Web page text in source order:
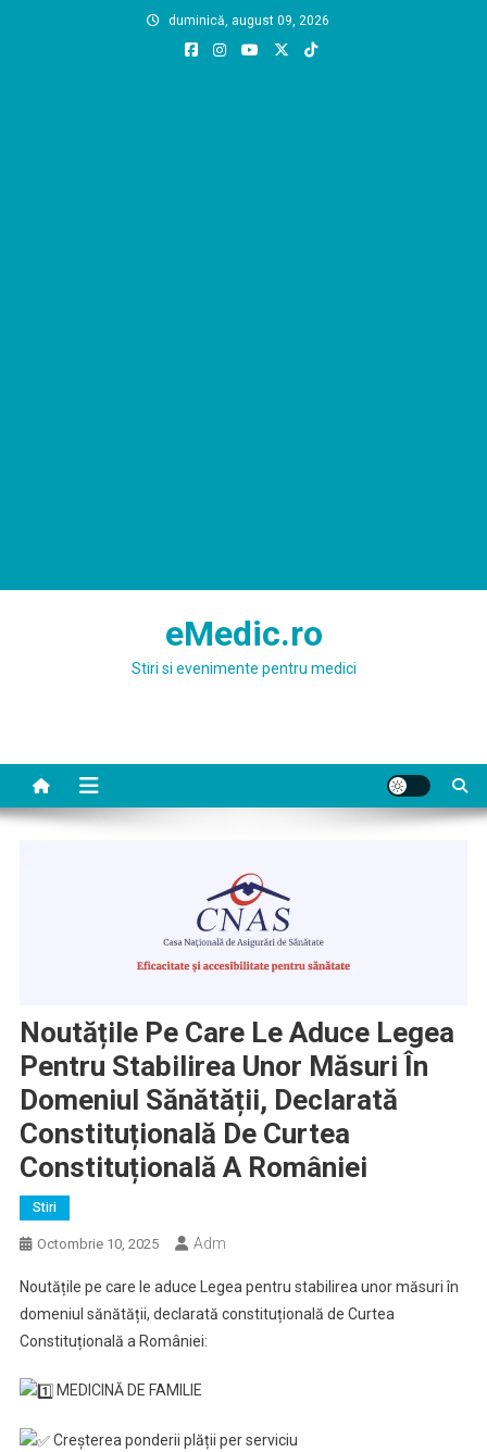
duminică, august 09, 2026
eMedic.ro
Stiri si evenimente pentru medici
Noutățile Pe Care Le Aduce Legea
Pentru Stabilirea Unor Măsuri În
Domeniul Sănătății, Declarată
Constituțională De Curtea
Constituțională A României
Stiri
Octombrie 10, 2025 Adm
Noutățile pe care le aduce Legea pentru stabilirea unor măsuri în
domeniul sănătății, declarată constituțională de Curtea
Constituțională a României:
MEDICINĂ DE FAMILIE
Creșterea ponderii plății per serviciu